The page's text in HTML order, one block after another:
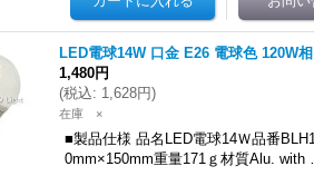
LED電球14W 口金 E26 電球色 120W
1,480円
(税込: 1,628円)
在庫 ×
■製品仕様 品名LED電球14Ｗ品番
0mm×150mm重量171ｇ材質Alu. with